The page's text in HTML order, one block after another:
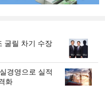
굴릴 차기 수장
경영으로 실적
화